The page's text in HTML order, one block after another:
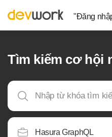
"Đăng
Tìm kiếm cơ hội
Hasura GraphQL